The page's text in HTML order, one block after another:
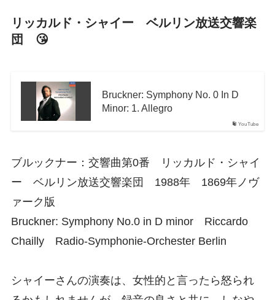
リッカルド・シャイー ベルリン放送交響楽
団 😘
YouTube
Bruckner: Symphony No. 0 In D
Minor: 1. Allegro
ブルックナー：交響曲第0番 リッカルド・シャイ
ー ベルリン放送交響楽団 1988年 1869年ノヴ
ァーク版
Bruckner: Symphony No.0 in D minor Riccardo
Chailly Radio-Symphonie-Orchester Berlin
シャイーさんの演奏は、女性的と言ったら怒られ